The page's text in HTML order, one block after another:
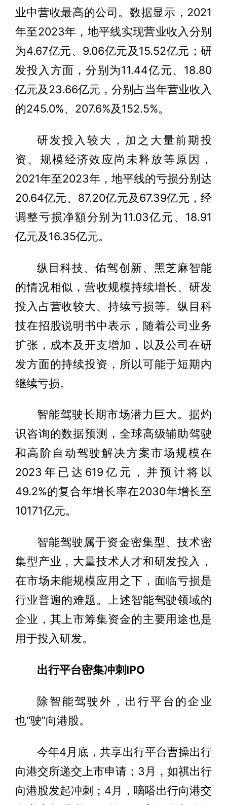
业中营收最高的公司。数据显示，2021
年至2023年，地平线实现营业收入分别
为4.67亿元、9.06亿元及15.52亿元；研
发投入方面，分别为11.44亿元、18.80
亿元及23.66亿元，分别占当年营业收入
的245.0%、207.6%及152.5%。
研发投入较大，加之大量前期投
资、规模经济效应尚未释放等原因，
2021年至2023年，地平线的亏损分别达
20.64亿元、87.20亿元及67.39亿元，经
调整亏损净額分别为11.03亿元、18.91
亿元及16.35亿元。
纵目科技、佑驾创新、黑芝麻智能
的情况相似，营收规模持续增长、研发
投入占营收较大、持续亏损等。纵目科
技在招股说明书中表示，随着公司业务
扩张，成本及开支增加，以及公司在研
发方面的持续投资，所以可能于短期内
继续亏损。
智能驾驶长期市场潜力巨大。据灼
识咨询的数据预测，全球高级辅助驾驶
和高阶自动驾驶解决方案市场规模在
2023年已达619亿元，并预计将以
49.2%的复合年增长率在2030年增长至
10171亿元。
智能驾驶属于资金密集型、技术密
集型产业，大量技术人才和研发投入，
在市场未能规模应用之下，面临亏损是
行业普遍的难题。上述智能驾驶领域的
企业，其上市筹集资金的主要用途也是
用于投入研发。
出行平台密集冲刺IPO
除智能驾驶外，出行平台的企业
也“驶”向港股。
今年4月底，共享出行平台曹操出行
向港交所递交上市申请；3月，如祺出行
向港股发起冲刺；4月，嘀嗒出行向港交